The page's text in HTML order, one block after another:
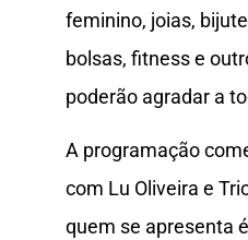
feminino, joias,
bolsas, fitness e
poderão agradar a
A programação
com Lu Oliveira e
quem se apresenta